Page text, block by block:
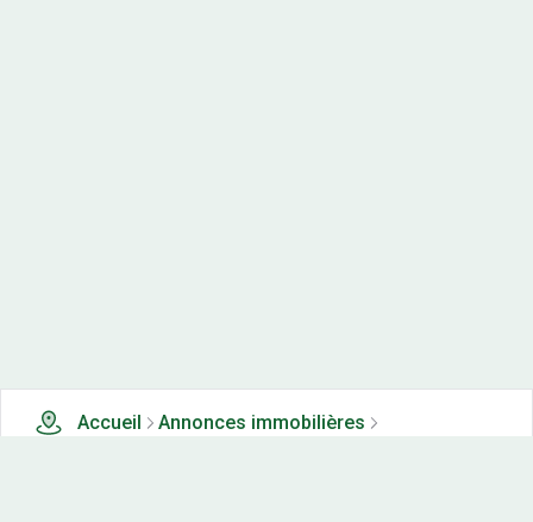
Accueil
Annonces immobilières